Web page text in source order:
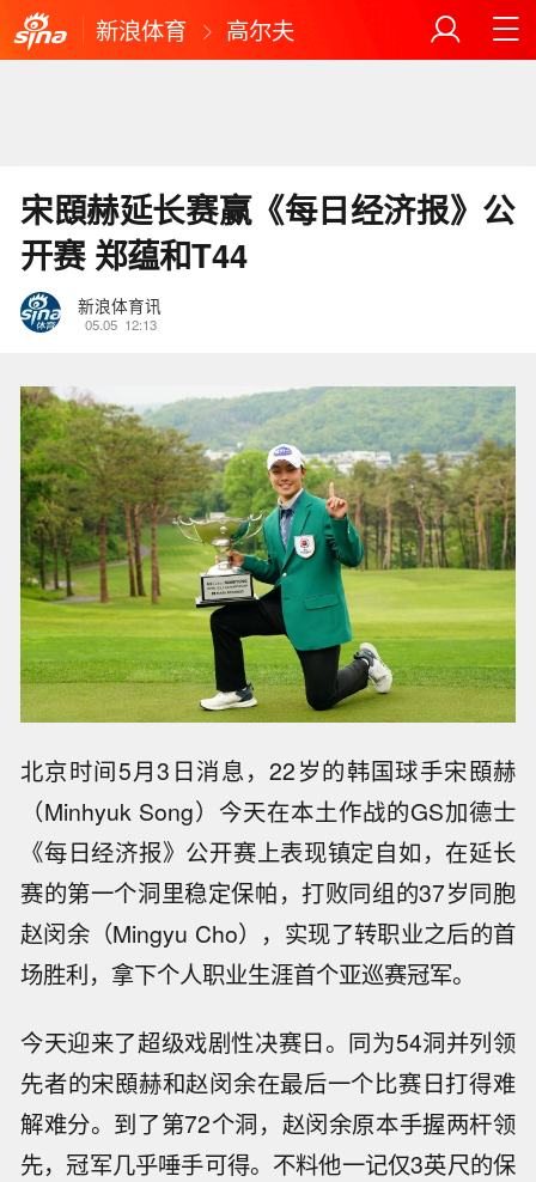
新浪体育 高尔夫
宋䪸赫延长赛赢《每日经济报》公
开赛 郑蕴和T44
新浪体育讯
05.05 12:13
北京时间5月3日消息，22岁的韩国球手宋䪸赫
（Minhyuk Song）今天在本土作战的GS加德士
《每日经济报》公开赛上表现镇定自如，在延长
赛的第一个洞里稳定保帕，打败同组的37岁同胞
赵闵余（Mingyu Cho），实现了转职业之后的首
场胜利，拿下个人职业生涯首个亚巡赛冠军。
今天迎来了超级戏剧性决赛日。同为54洞并列领
先者的宋䪸赫和赵闵余在最后一个比赛日打得难
解难分。到了第72个洞，赵闵余原本手握两杆领
先，冠军几乎唾手可得。不料他一记仅3英尺的保